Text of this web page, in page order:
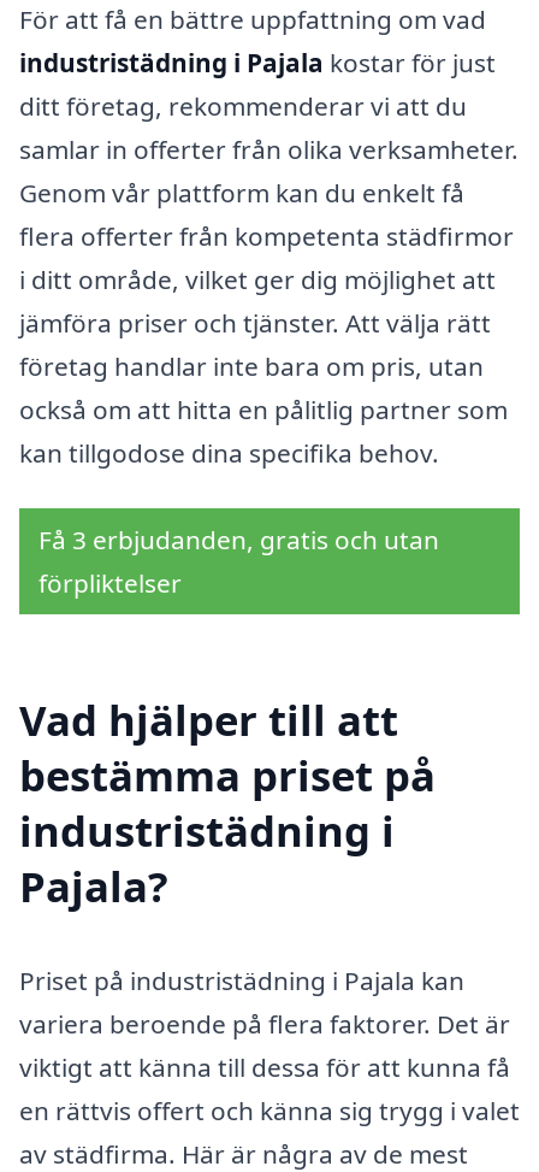
För att få en bättre uppfattning om vad
industristädning i Pajala kostar för just
ditt företag, rekommenderar vi att du
samlar in offerter från olika verksamheter.
Genom vår plattform kan du enkelt få
flera offerter från kompetenta städfirmor
i ditt område, vilket ger dig möjlighet att
jämföra priser och tjänster. Att välja rätt
företag handlar inte bara om pris, utan
också om att hitta en pålitlig partner som
kan tillgodose dina specifika behov.
Få 3 erbjudanden, gratis och utan
förpliktelser
Vad hjälper till att
bestämma priset på
industristädning i
Pajala?
Priset på industristädning i Pajala kan
variera beroende på flera faktorer. Det är
viktigt att känna till dessa för att kunna få
en rättvis offert och känna sig trygg i valet
av städfirma. Här är några av de mest